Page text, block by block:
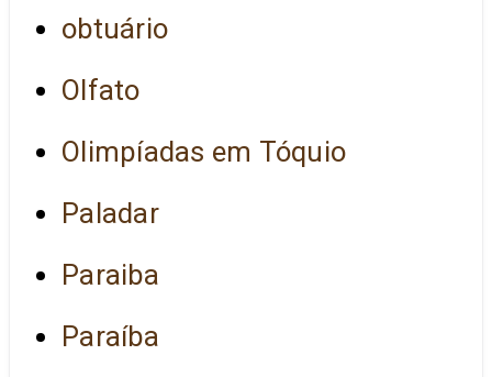
obtuário
Olfato
Olimpíadas em Tóquio
Paladar
Paraiba
Paraíba